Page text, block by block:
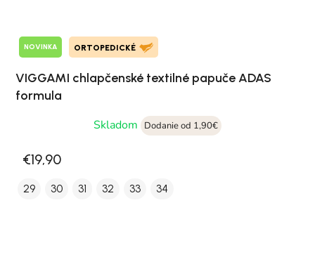
NOVINKA ORTOPEDICKÉ
VIGGAMI chlapčenské textilné papuče ADAS
formula
Skladom
Dodanie od 1,90€
€19,90
29 30 31 32 33 34